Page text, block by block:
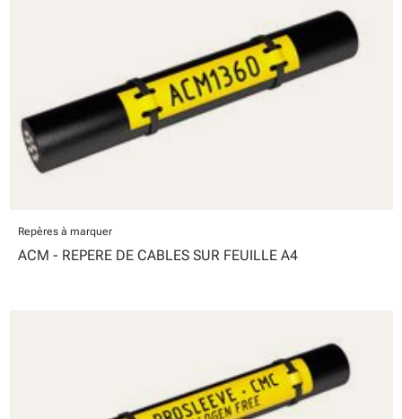
Repères à marquer
ACM - REPERE DE CABLES SUR FEUILLE A4